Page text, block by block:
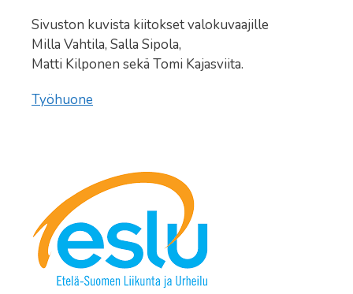
Sivuston kuvista kiitokset valokuvaajille
Milla Vahtila, Salla Sipola,
Matti Kilponen sekä Tomi Kajasviita.
Työhuone